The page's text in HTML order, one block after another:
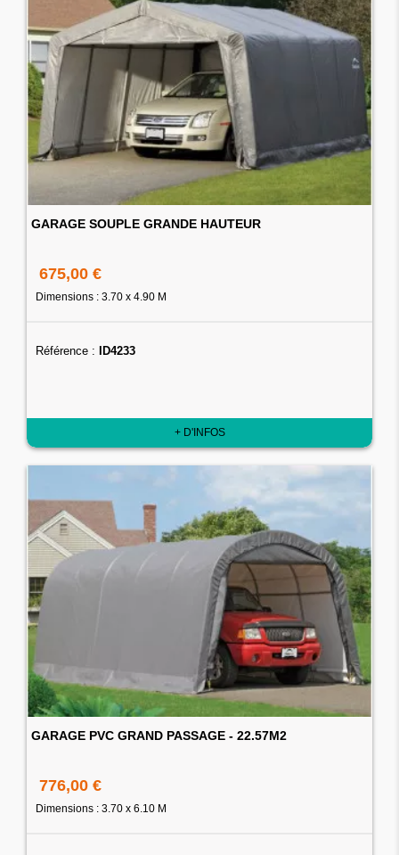
GARAGE SOUPLE GRANDE HAUTEUR
675,00 €
Dimensions : 3.70 x 4.90 M
Référence : ID4233
+ D'INFOS
GARAGE PVC GRAND PASSAGE - 22.57M2
776,00 €
Dimensions : 3.70 x 6.10 M